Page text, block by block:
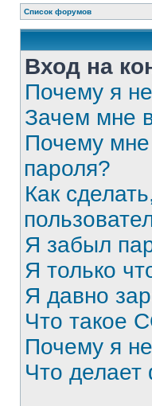
Список форумов
Вход на
Почему я
Зачем мне
Почему мне
пароля?
Как
Я забыл
Я только
Я давно
Что такое
Почему я
Что